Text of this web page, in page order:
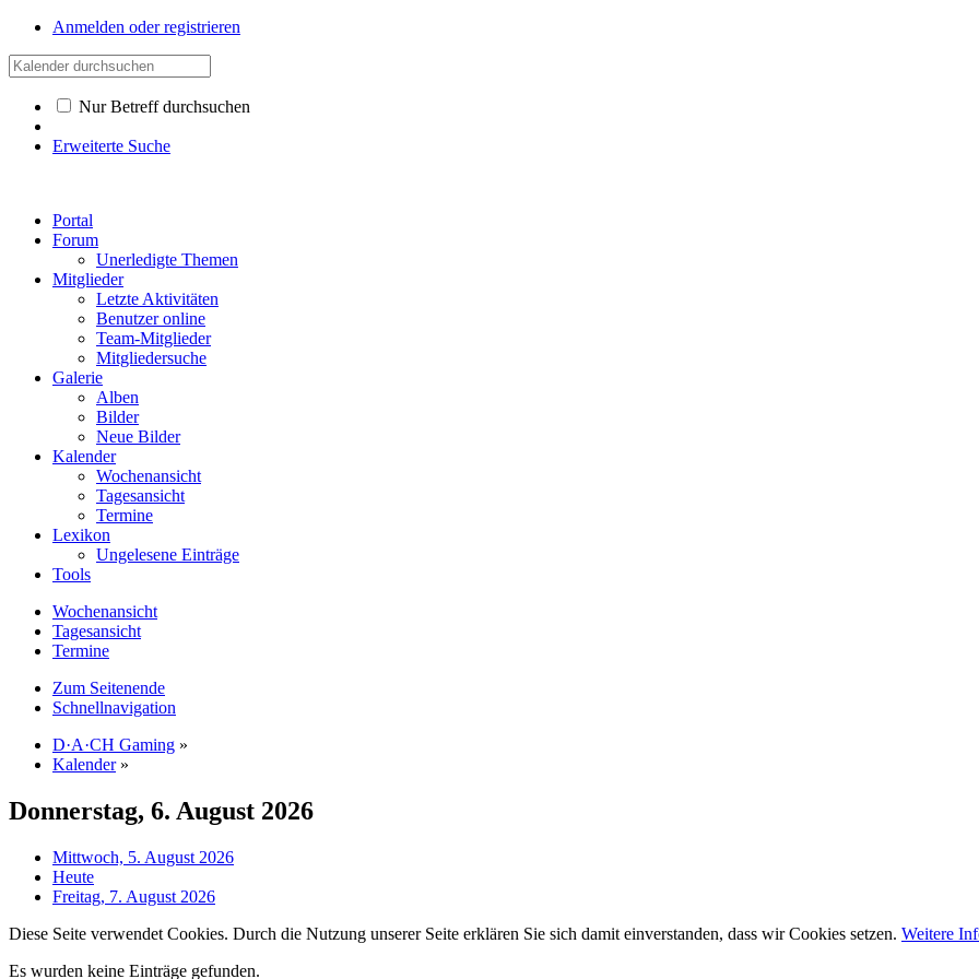
Anmelden oder registrieren
Nur Betreff durchsuchen
Erweiterte Suche
Portal
Forum
Unerledigte Themen
Mitglieder
Letzte Aktivitäten
Benutzer online
Team-Mitglieder
Mitgliedersuche
Galerie
Alben
Bilder
Neue Bilder
Kalender
Wochenansicht
Tagesansicht
Termine
Lexikon
Ungelesene Einträge
Tools
Wochenansicht
Tagesansicht
Termine
Zum Seitenende
Schnellnavigation
D·A·CH Gaming »
Kalender »
Donnerstag, 6. August 2026
Mittwoch, 5. August 2026
Heute
Freitag, 7. August 2026
Diese Seite verwendet Cookies. Durch die Nutzung unserer Seite erklären Sie sich damit einverstanden, dass wir Cookies setzen. Weitere
Es wurden keine Einträge gefunden.